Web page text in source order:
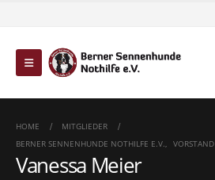
HOME
MITGLIEDER
BERNER SENNENHUNDE NOTHILFE E.V., VORSTAND
Vanessa Meier